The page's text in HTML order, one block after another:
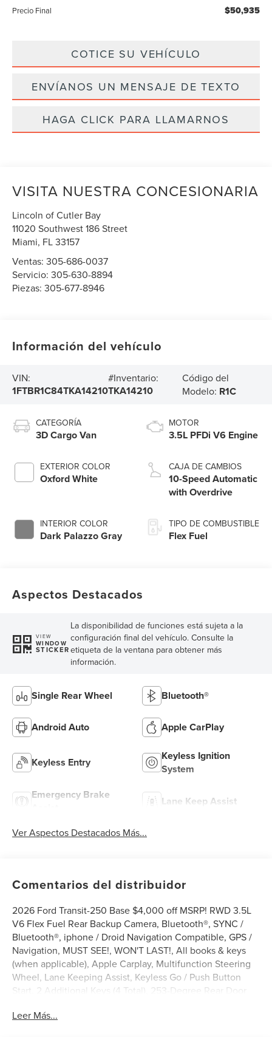
Precio Final $50,935
COTICE SU VEHÍCULO
ENVÍANOS UN MENSAJE DE TEXTO
HAGA CLICK PARA LLAMARNOS
VISITA NUESTRA CONCESIONARIA
Lincoln of Cutler Bay
11020 Southwest 186 Street
Miami, FL33157
Ventas:305-686-0037
Servicio:305-630-8894
Piezas:305-677-8946
Información del vehículo
VIN:
1FTBR1C84TKA14210
#Inventario:
TKA14210
Código del
Modelo: R1C
CATEGORÍA
3D Cargo Van
EXTERIOR COLOR
Oxford White
INTERIOR COLOR
Dark Palazzo Gray
MOTOR
3.5L PFDi V6 Engine
CAJA DE CAMBIOS
10-Speed Automatic
with Overdrive
TIPO DE COMBUSTIBLE
Flex Fuel
Aspectos Destacados
VIEW
WINDOW
STICKER
La disponibilidad de funciones está sujeta a la
configuración final del vehículo. Consulte la
etiqueta de la ventana para obtener más
información.
Single Rear Wheel Bluetooth®
Android Auto Apple CarPlay
Keyless Entry
Keyless Ignition
System
Emergency Brake
Lane Keep Assist
Ver Aspectos Destacados Más...
Comentarios del distribuidor
2026 Ford Transit-250 Base $4,000 off MSRP! RWD 3.5L
V6 Flex Fuel Rear Backup Camera, Bluetooth®, SYNC /
Bluetooth®, iphone / Droid Navigation Compatible, GPS /
Navigation, MUST SEE!, WON'T LAST!, All books & keys
(when applicable), Apple Carplay, Multifunction Steering
Wheel, Lane Keeping Assist, Keyless Go / Push Button
Start, 2 Additional Keys (4 Total), 253-Degree Rear Door
Brakes, 6 Cargo Tie-Down Hooks, ABS brakes, Air
Leer Más...